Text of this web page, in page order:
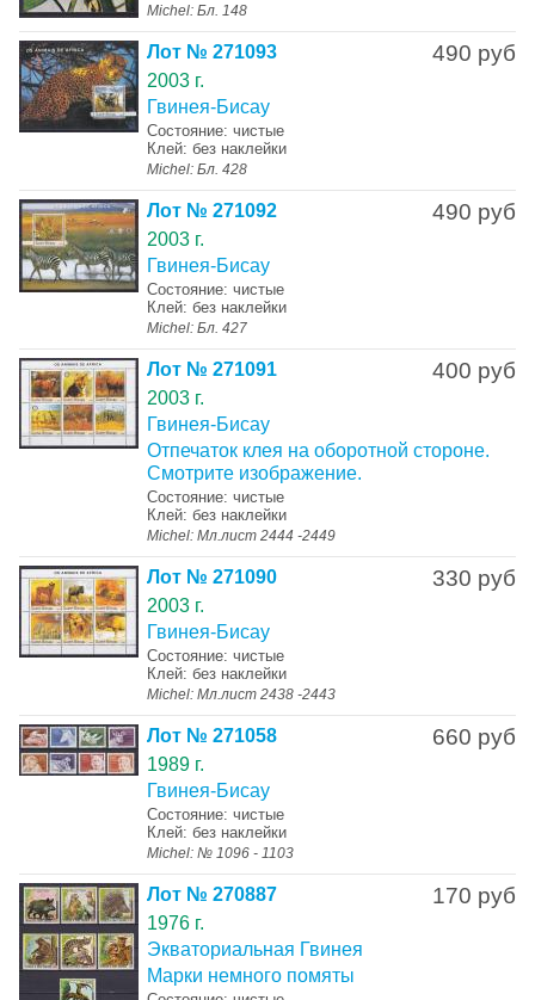
Michel: Бл. 148
490 руб
Лот № 271093
2003 г.
Гвинея-Бисау
Состояние: чистые
Клей: без наклейки
Michel: Бл. 428
490 руб
Лот № 271092
2003 г.
Гвинея-Бисау
Состояние: чистые
Клей: без наклейки
Michel: Бл. 427
400 руб
Лот № 271091
2003 г.
Гвинея-Бисау
Отпечаток клея на оборотной стороне.
Смотрите изображение.
Состояние: чистые
Клей: без наклейки
Michel: Мл.лист 2444 -2449
330 руб
Лот № 271090
2003 г.
Гвинея-Бисау
Состояние: чистые
Клей: без наклейки
Michel: Мл.лист 2438 -2443
660 руб
Лот № 271058
1989 г.
Гвинея-Бисау
Состояние: чистые
Клей: без наклейки
Michel: № 1096 - 1103
170 руб
Лот № 270887
1976 г.
Экваториальная Гвинея
Марки немного помяты